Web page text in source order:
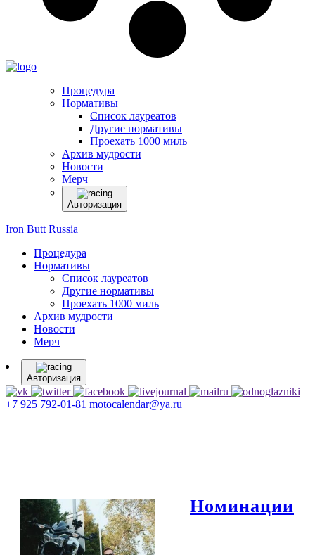
Процедура
Нормативы
Список лауреатов
Другие нормативы
Проехать 1000 миль
Архив мудрости
Новости
Мерч
Авторизация
Iron Butt Russia
Процедура
Нормативы
Список лауреатов
Другие нормативы
Проехать 1000 миль
Архив мудрости
Новости
Мерч
Авторизация
+7 925 792-01-81 motocalendar@ya.ru
Номинации